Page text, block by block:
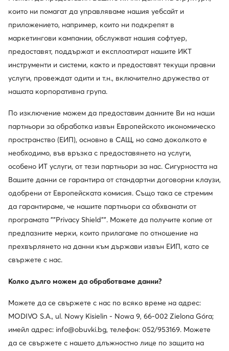
€
114,99 €
още 10% Код: SUMMER
Нови
Guess
още 25% Код: SUMMER
Steve Madden
Нови Нови
които ни помагат да управляваме нашия уебсайт и
приложението, например, които ни подкрепят в
маркетингови кампании, обслужват нашия софтуер,
предоставят, поддържат и експлоатират нашите ИКТ
инструменти и системи, както и предоставят текущи правни
услуги, провеждат одити и т.н., включително дружества от
нашата корпоративна група.
По изключение можем да предоставим данните Ви на наши
партньори за обработка извън Европейското икономическо
пространство (ЕИП), основно в САЩ, но само доколкото е
необходимо, във връзка с предоставянето на услуги,
особено ИТ услуги, от тези партньори за нас. Сигурността на
Вашите данни се гарантира от стандартни договорни клаузи,
одобрени от Европейската комисия. Също така се стремим
да гарантираме, че нашите партньори са обхванати от
програмата ""Privacy Shield"". Можете да получите копие от
предпазните мерки, които прилагаме по отношение на
прехвърлянето на данни към държави извън ЕИП, като се
свържете с нас.
Колко дълго можем да обработваме данни?
Можете да се свържете с нас по всяко време на адрес:
MODIVO S.A., ul. Nowy Kisielin - Nowa 9, 66-002 Zielona Góra;
имейл адрес: info@obuvki.bg, телефон: 052/953169. Можете
да се свържете с нашето длъжностно лице по защита на